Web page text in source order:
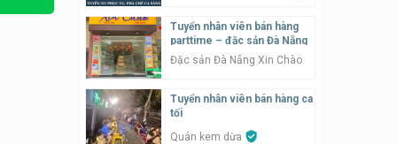
Tuyển nhân viên pha chế
tiệm trà sữa
TRÀ SỮA THÁI LAN
Tuyển nhân viên tư vấn bán
hàng tiệm bánh ngọt
Tiệm bánh ngọt
Tuyển nhân viên bán hàng
parttime – đặc sản Đà Nẵng
Đặc sản Đà Nẵng Xin Chào
Tuyển nhân viên bán hàng ca
tối
Quán kem dừa